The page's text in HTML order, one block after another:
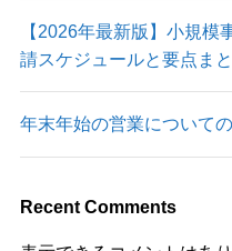
【2026年最新版】小規模
請スケジュールと要点ま
年末年始の営業について
Recent Comments